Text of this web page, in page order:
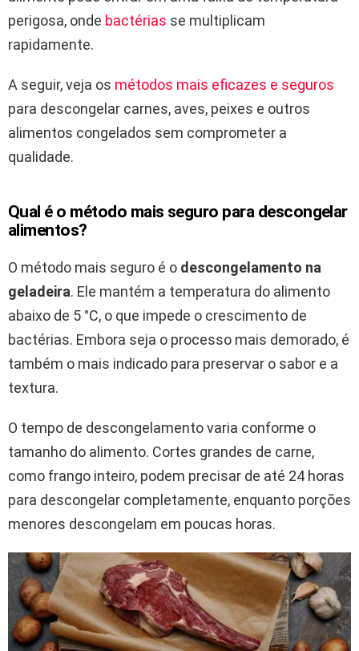
perigosa, onde bactérias se multiplicam
rapidamente.
A seguir, veja os métodos mais eficazes e seguros
para descongelar carnes, aves, peixes e outros
alimentos congelados sem comprometer a
qualidade.
Qual é o método mais seguro para descongelar
alimentos?
O método mais seguro é o descongelamento na
geladeira. Ele mantém a temperatura do alimento
abaixo de 5 °C, o que impede o crescimento de
bactérias. Embora seja o processo mais demorado, é
também o mais indicado para preservar o sabor e a
textura.
O tempo de descongelamento varia conforme o
tamanho do alimento. Cortes grandes de carne,
como frango inteiro, podem precisar de até 24 horas
para descongelar completamente, enquanto porções
menores descongelam em poucas horas.